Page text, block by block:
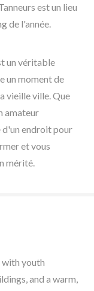
est un lieu
de l'année.
un véritable
un moment de
vieille ville. Que
amateur
d'un endroit pour
et vous
mérité.